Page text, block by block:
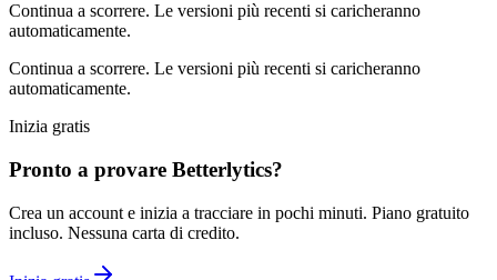
Continua a scorrere. Le versioni più recenti si caricheranno
automaticamente.
Continua a scorrere. Le versioni più recenti si caricheranno
automaticamente.
Inizia gratis
Pronto a provare Betterlytics?
Crea un account e inizia a tracciare in pochi minuti. Piano gratuito
incluso. Nessuna carta di credito.